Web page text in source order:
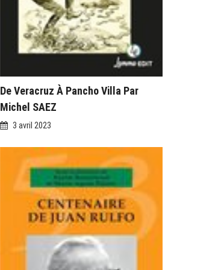
De Veracruz À Pancho Villa Par
Michel SAEZ
3 avril 2023